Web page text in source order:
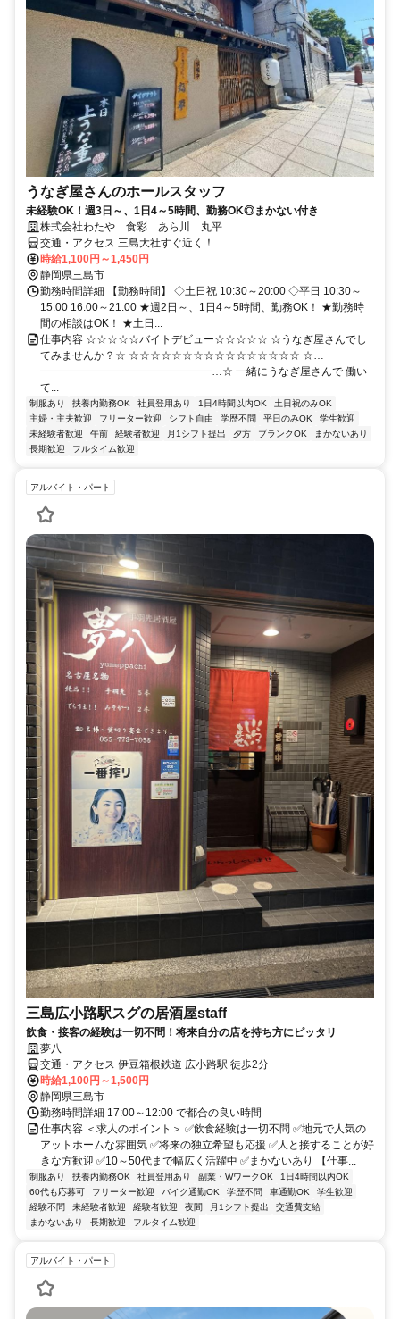
うなぎ屋さんのホールスタッフ
未経験OK！週3日～、1日4～5時間、勤務OK◎まかない付き
株式会社わたや 食彩 あら川 丸平
交通・アクセス 三島大社すぐ近く！
時給1,100円～1,450円
静岡県三島市
勤務時間詳細 【勤務時間】 ◇土日祝 10:30～20:00 ◇平日 10:30～
15:00 16:00～21:00 ★週2日～、1日4～5時間、勤務OK！ ★勤務時
間の相談はOK！ ★土日...
仕事内容 ☆☆☆☆☆バイトデビュー☆☆☆☆☆ ☆うなぎ屋さんでし
てみませんか？☆ ☆☆☆☆☆☆☆☆☆☆☆☆☆☆☆☆ ☆…
━━━━━━━━━━━━━━━━…☆ 一緒にうなぎ屋さんで 働い
て...
制服あり 扶養内勤務OK 社員登用あり 1日4時間以内OK
土日祝のみOK
主婦・主夫歓迎
フリーター歓迎 シフト自由 学歴不問 平日のみOK
学生歓迎
未経験者歓迎
午前 経験者歓迎 月1シフト提出 夕方 ブランクOK
まかないあり
長期歓迎
フルタイム歓迎
アルバイト・パート
三島広小路駅スグの居酒屋staff
飲食・接客の経験は一切不問！将来自分の店を持ち方にピッタリ
夢八
交通・アクセス 伊豆箱根鉄道 広小路駅 徒歩2分
時給1,100円～1,500円
静岡県三島市
勤務時間詳細 17:00～12:00 で都合の良い時間
仕事内容 ＜求人のポイント＞ ✅飲食経験は一切不問 ✅地元で人気の
アットホームな雰囲気 ✅将来の独立希望も応援 ✅人と接することが好
きな方歓迎 ✅10～50代まで幅広く活躍中 ✅まかないあり 【仕事...
制服あり 扶養内勤務OK 社員登用あり 副業・WワークOK
1日4時間以内OK
60代も応募可
フリーター歓迎 バイク通勤OK 学歴不問 車通勤OK
学生歓迎
経験不問
未経験者歓迎 経験者歓迎 夜間 月1シフト提出
交通費支給
まかないあり
長期歓迎 フルタイム歓迎
アルバイト・パート